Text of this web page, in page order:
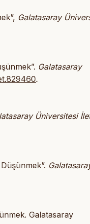
Galatasaray
Galatasaray
.
Üniversitesi
Galatasaray